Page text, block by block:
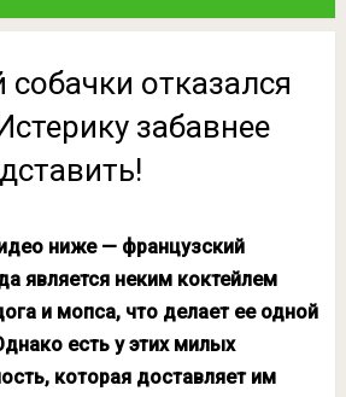
собачки отказался
забавнее
ниже — французский
является неким коктейлем
и мопса, что делает ее одной
есть у этих милых
которая доставляет им